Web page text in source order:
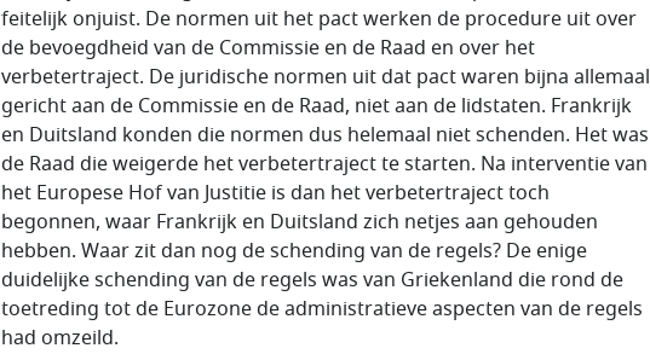
feitelijk onjuist. De normen uit het pact werken de procedure uit over
de bevoegdheid van de Commissie en de Raad en over het
verbetertraject. De juridische normen uit dat pact waren bijna allemaal
gericht aan de Commissie en de Raad, niet aan de lidstaten. Frankrijk
en Duitsland konden die normen dus helemaal niet schenden. Het was
de Raad die weigerde het verbetertraject te starten. Na interventie van
het Europese Hof van Justitie is dan het verbetertraject toch
begonnen, waar Frankrijk en Duitsland zich netjes aan gehouden
hebben. Waar zit dan nog de schending van de regels? De enige
duidelijke schending van de regels was van Griekenland die rond de
toetreding tot de Eurozone de administratieve aspecten van de regels
had omzeild.